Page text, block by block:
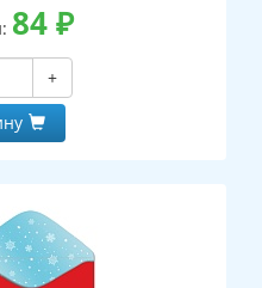
84₽
+